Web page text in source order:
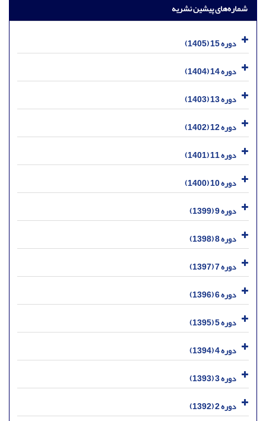
شماره‌های پیشین نشریه
دوره 15 (1405)
دوره 14 (1404)
دوره 13 (1403)
دوره 12 (1402)
دوره 11 (1401)
دوره 10 (1400)
دوره 9 (1399)
دوره 8 (1398)
دوره 7 (1397)
دوره 6 (1396)
دوره 5 (1395)
دوره 4 (1394)
دوره 3 (1393)
دوره 2 (1392)